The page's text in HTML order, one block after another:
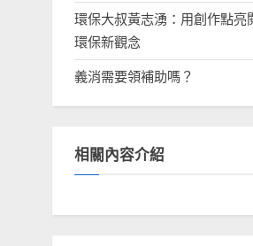
環保大叔黃志湧：用創作點亮
環保新觀念
義消需要領補助嗎？
相關內容介紹